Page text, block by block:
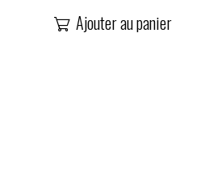
 Ajouter au panier